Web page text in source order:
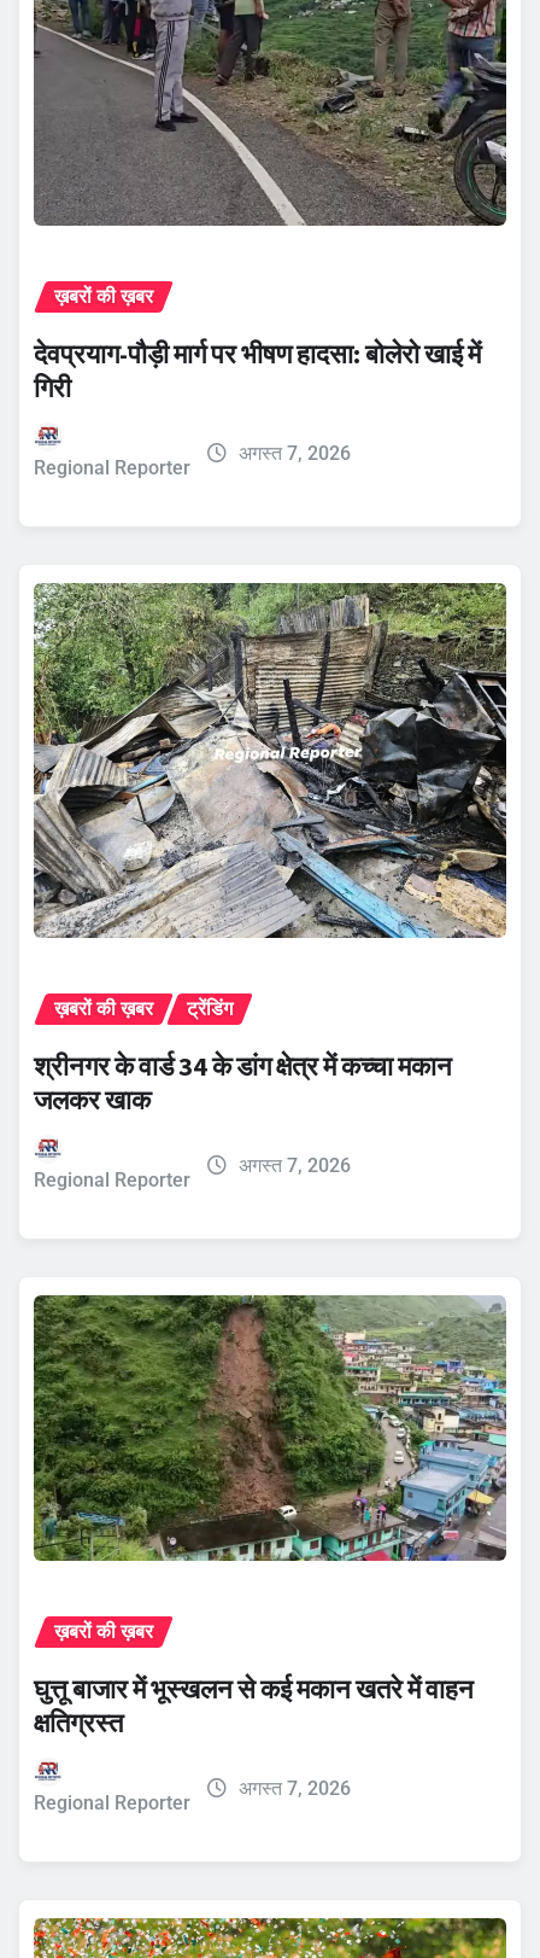
ख़बरों की ख़बर
देवप्रयाग-पौड़ी मार्ग पर भीषण हादसा: बोलेरो खाई में
गिरी
Regional Reporter
अगस्त 7, 2026
ख़बरों की ख़बर ट्रेंडिंग
श्रीनगर के वार्ड 34 के डांग क्षेत्र में कच्चा मकान
जलकर खाक
Regional Reporter
अगस्त 7, 2026
ख़बरों की ख़बर
घुत्तू बाजार में भूस्खलन से कई मकान खतरे में वाहन
क्षतिग्रस्त
Regional Reporter
अगस्त 7, 2026